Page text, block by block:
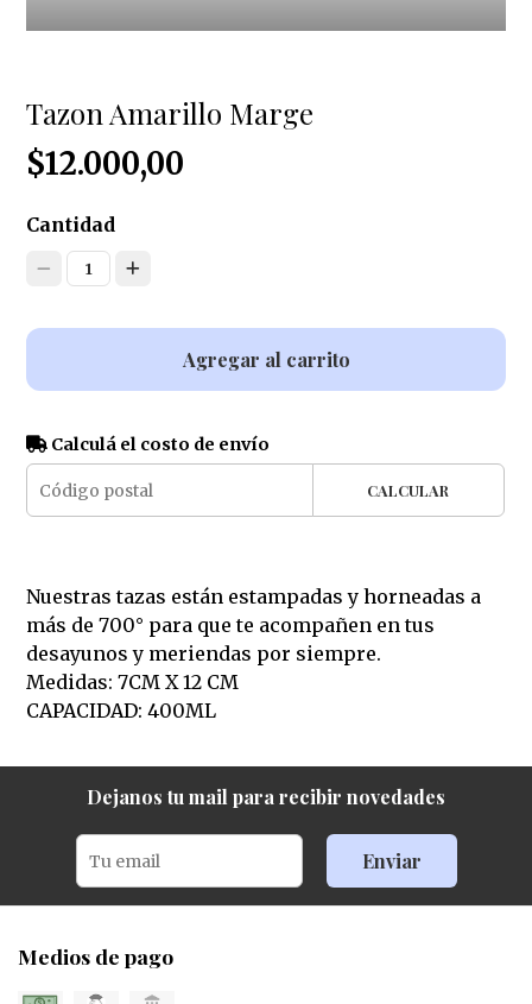
Tazon Amarillo Marge
$12.000,00
Cantidad
1
Agregar al carrito
Calculá el costo de envío
CALCULAR
Nuestras tazas están estampadas y horneadas a
más de 700° para que te acompañen en tus
desayunos y meriendas por siempre.
Medidas: 7CM X 12 CM
CAPACIDAD: 400ML
Dejanos tu mail para recibir novedades
Enviar
Medios de pago